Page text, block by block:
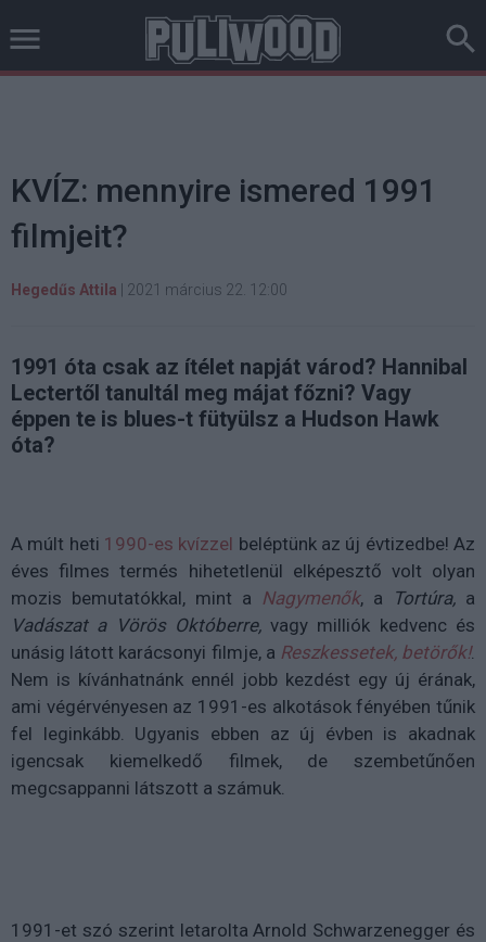
KVÍZ: mennyire ismered 1991
filmjeit?
Hegedűs Attila 2021 március 22. 12:00
1991 óta csak az ítélet napját várod? Hannibal
Lectertől tanultál meg májat főzni? Vagy
éppen te is blues-t fütyülsz a Hudson Hawk
óta?
A múlt heti 1990-es kvízzel beléptünk az új évtizedbe! Az
éves filmes termés hihetetlenül elképesztő volt olyan
mozis bemutatókkal, mint a Nagymenők, a Tortúra, a
Vadászat a Vörös Októberre,vagy milliók kedvenc és
unásig látott karácsonyi filmje, a Reszkessetek, betörők!.
Nem is kívánhatnánk ennél jobb kezdést egy új érának,
ami végérvényesen az 1991-es alkotások fényében tűnik
fel leginkább. Ugyanis ebben az új évben is akadnak
igencsak kiemelkedő filmek, de szembetűnően
megcsappanni látszott a számuk.
1991-et szó szerint letarolta Arnold Schwarzenegger és